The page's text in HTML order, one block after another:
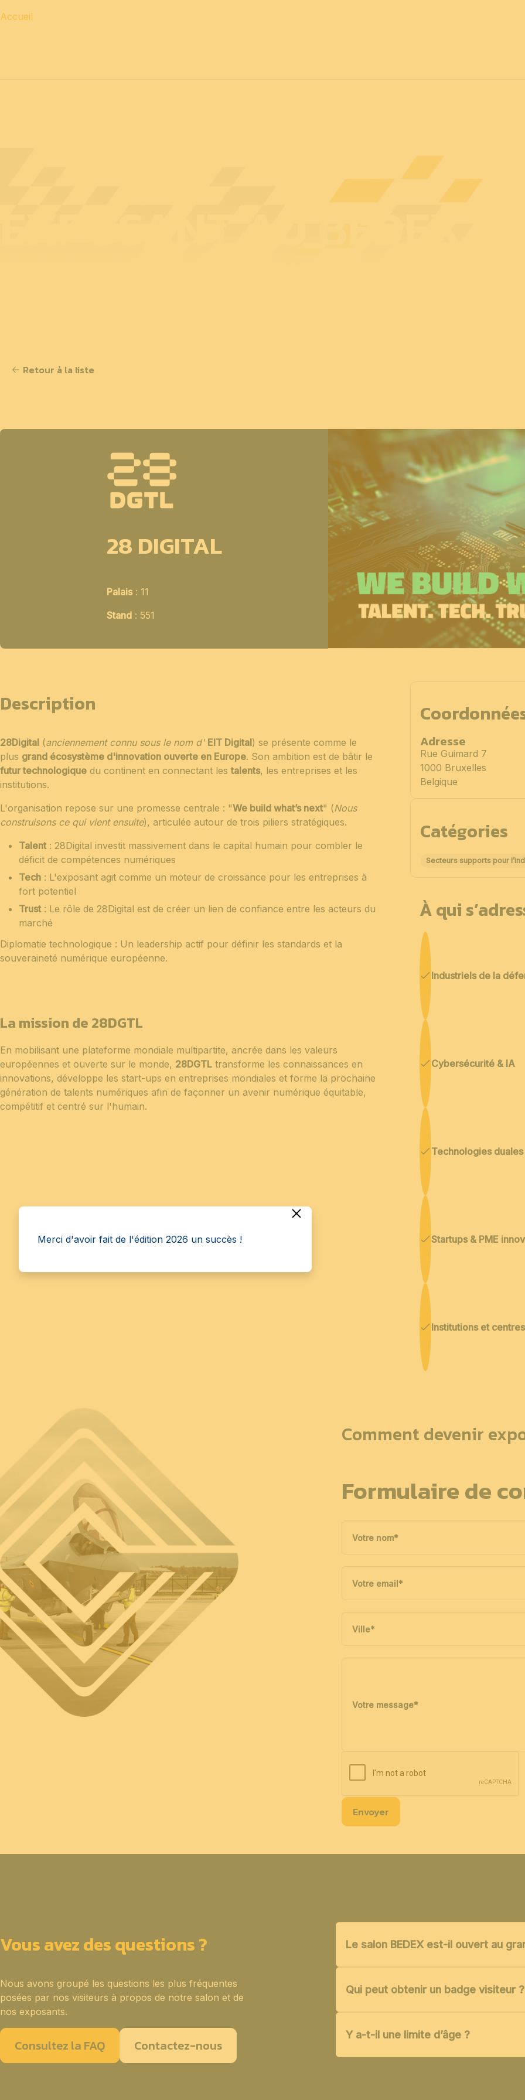
Accueil
Retour à la liste
28 DIGITAL
Palais: 11
Stand : 551
Description
28Digital (anciennement connu sous le nom d' EIT Digital) se présente comme le
plus grand écosystème d'innovation ouverte en Europe. Son ambition est de bâtir le
futur technologique du continent en connectant lestalents, les entreprises et les
institutions.
L'organisation repose sur une promesse centrale : "We build what’s next" (Nous
construisons ce qui vient ensuite), articulée autour de trois piliers stratégiques.
Talent: 28Digital investit massivement dans le capital humain pour combler le
déficit de compétences numériques
Tech : L'exposant agit comme un moteur de croissance pour les entreprises à
fort potentiel
Trust: Le rôle de 28Digital est de créer un lien de confiance entre les acteurs du
marché
Diplomatie technologique : Un leadership actif pour définir les standards et la
souveraineté numérique européenne.
La mission de 28DGTL
En mobilisant une plateforme mondiale multipartite, ancrée dans les valeurs
européennes et ouverte sur le monde, 28DGTL transforme les connaissances en
innovations, développe les start-ups en entreprises mondiales et forme la prochaine
génération de talents numériques afin de façonner un avenir numérique équitable,
compétitif et centré sur l'humain.
Adresse
Rue Guimard 7
1000 Bruxelles
Belgique
Catégories
Secteurs supports pour
À qui
Industriels de la
Cybersécurité & IA
Technologies duales
Startups & PME
Institutions et
Comment devenir
Formulaire de
Votre nom*
Votre email*
Ville*
Votre message*
Envoyer
Vous avez des questions ?
Nous avons groupé les questions les plus fréquentes
posées par nos visiteurs à propos de notre salon et de
nos exposants.
Consultez la FAQ Contactez-nous
Le salon BEDEX est-il ouvert au
Qui peut obtenir un badge visiteur ?
Y a-t-il une limite d’âge ?
Merci d'avoir fait de l'édition 2026 un succès !